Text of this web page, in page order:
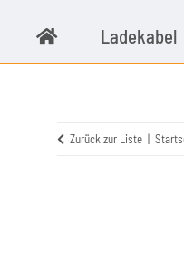
Ladekabel
Zurück zur Liste